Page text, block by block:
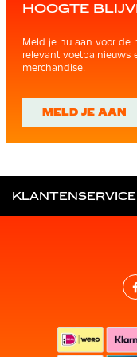
HOOGTE
Meld je nu aan voor de
relevant voetbalnieuws
merchandise.
MELD JE AAN
KLANTENSERVICE